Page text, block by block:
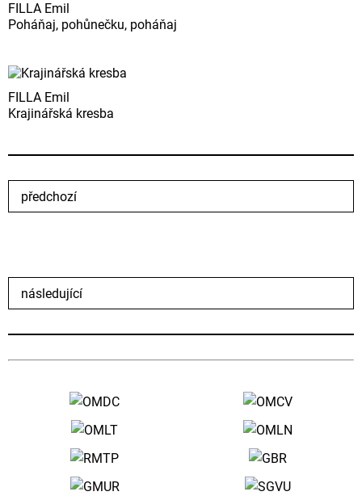
FILLA Emil
Poháňaj, pohůnečku, poháňaj
FILLA Emil
Krajinářská kresba
předchozí
následující